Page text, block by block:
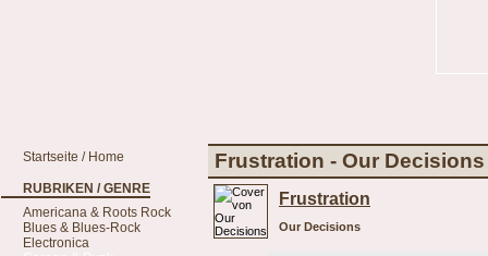
Startseite / Home
RUBRIKEN / GENRE
Americana & Roots Rock
Blues & Blues-Rock
Electronica
Frustration - Our Decisions
Frustration
Our Decisions